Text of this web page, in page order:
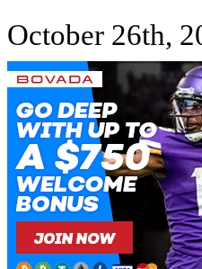
October 26th,